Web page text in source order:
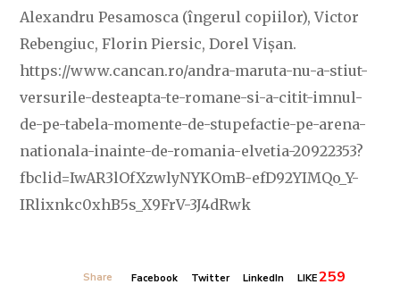
Alexandru Pesamosca (îngerul copiilor), Victor
Rebengiuc, Florin Piersic, Dorel Vișan.
https://www.cancan.ro/andra-maruta-nu-a-stiut-
versurile-desteapta-te-romane-si-a-citit-imnul-
de-pe-tabela-momente-de-stupefactie-pe-arena-
nationala-inainte-de-romania-elvetia-20922353?
fbclid=IwAR3lOfXzwlyNYKOmB-efD92YIMQo_Y-
IRlixnkc0xhB5s_X9FrV-3J4dRwk
Share Facebook Twitter LinkedIn LIKE259